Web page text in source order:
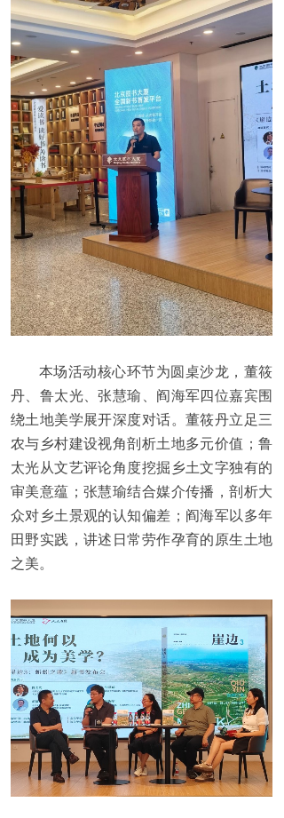
本场活动核心环节为圆桌沙龙，董筱
丹、鲁太光、张慧瑜、阎海军四位嘉宾围
绕土地美学展开深度对话。董筱丹立足三
农与乡村建设视角剖析土地多元价值；鲁
太光从文艺评论角度挖掘乡土文字独有的
审美意蕴；张慧瑜结合媒介传播，剖析大
众对乡土景观的认知偏差；阎海军以多年
田野实践，讲述日常劳作孕育的原生土地
之美。